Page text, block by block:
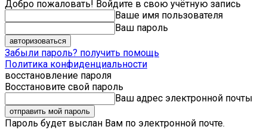
Добро пожаловать! Войдите в свою учётную запись
Ваше имя пользователя
Ваш пароль
Забыли пароль? получить помощь
Политика конфиденциальности
восстановление пароля
Восстановите свой пароль
Ваш адрес электронной почты
Пароль будет выслан Вам по электронной почте.